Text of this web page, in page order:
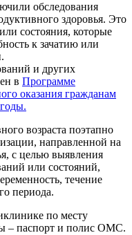
обследования
здоровья. Это
состояния, которые
к зачатию или
и других
в Программе
оказания гражданам
возраста поэтапно
направленной на
с целью выявления
или состояний,
течение
периода.
по месту
– паспорт и полис ОМС.